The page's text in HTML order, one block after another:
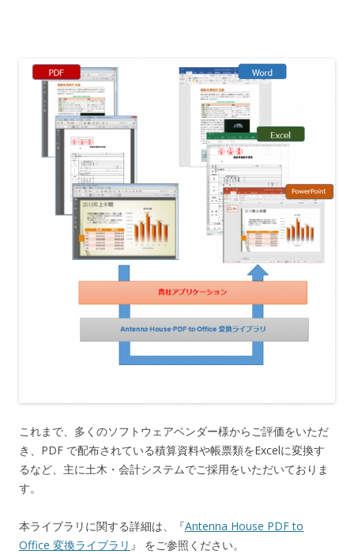
これまで、多くのソフトウェアベンダー様からご評価をいただ
き、PDF で配布されている積算資料や帳票類をExcelに変換す
るなど、主に土木・会計システムでご採用をいただいておりま
す。
本ライブラリに関する詳細は、『Antenna House PDF to
Office 変換ライブラリ 』 をご参照ください。